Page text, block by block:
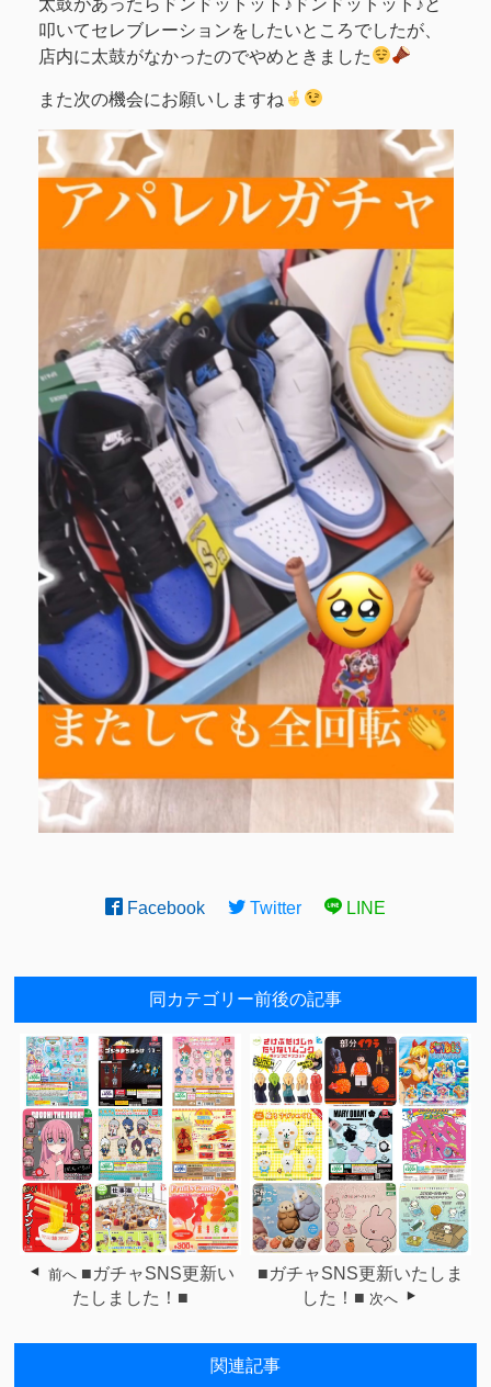
叩いてセレブレーションをしたいところでしたが、
店内に太鼓がなかったのでやめときました
また次の機会にお願いしますね
Facebook Twitter LINE
同カテゴリー前後の記事
前へ ■ガチャSNS更新い
たしました！■
■ガチャSNS更新いたしま
した！■ 次へ
関連記事